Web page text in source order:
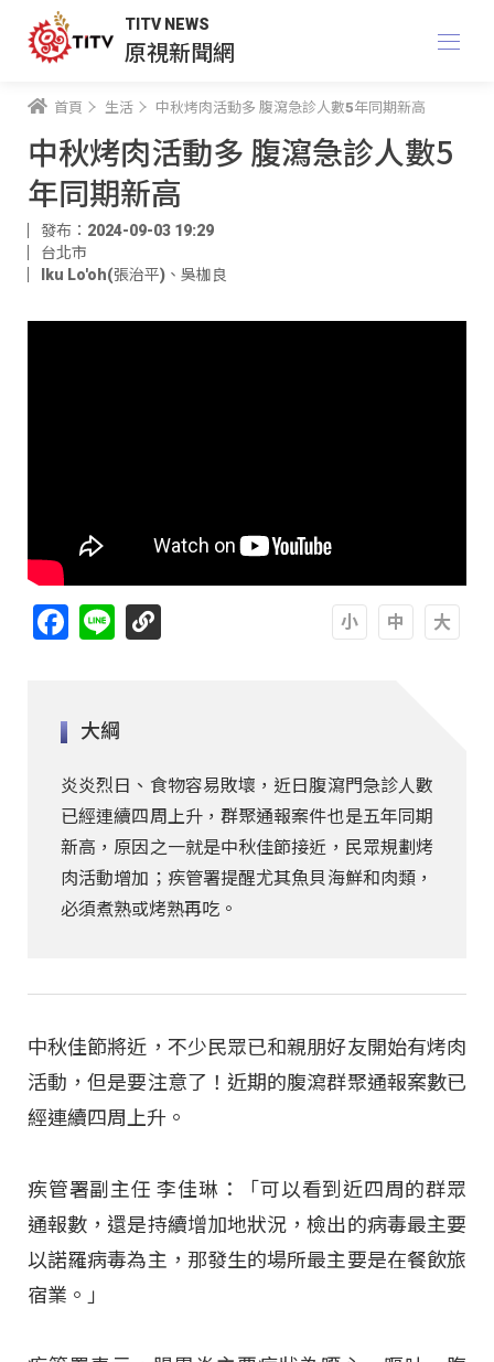
TITV NEWS
原視新聞網
首頁 生活 中秋烤肉活動多 腹瀉急診人數5年同期新高
中秋烤肉活動多 腹瀉急診人數5
年同期新高
發布：2024-09-03 19:29
台北市
Iku Lo'oh(張治平) 、 吳枷良
Facebook
Line
大綱
炎炎烈日、食物容易敗壞，近日腹瀉門急診人數
已經連續四周上升，群聚通報案件也是五年同期
新高，原因之一就是中秋佳節接近，民眾規劃烤
肉活動增加；疾管署提醒尤其魚貝海鮮和肉類，
必須煮熟或烤熟再吃。
中秋佳節將近，不少民眾已和親朋好友開始有烤肉
活動，但是要注意了！近期的腹瀉群聚通報案數已
經連續四周上升。
疾管署副主任 李佳琳：「可以看到近四周的群眾
通報數，還是持續增加地狀況，檢出的病毒最主要
以諾羅病毒為主，那發生的場所最主要是在餐飲旅
宿業。」